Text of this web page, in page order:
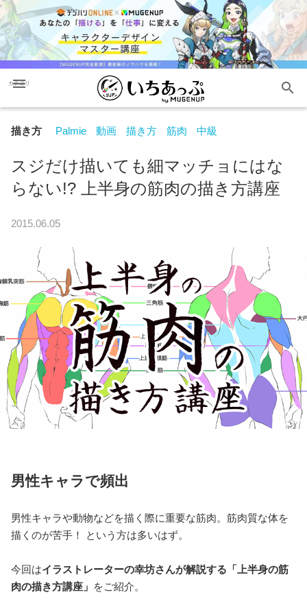
menu
カテゴリ search
描き方 Palmie 動画 描き方 筋肉 中級
スジだけ描いても細マッチョにはな
らない!? 上半身の筋肉の描き方講座
2015.06.05
男性キャラで頻出
男性キャラや動物などを描く際に重要な筋肉。筋肉質な体を
描くのが苦手！ という方は多いはず。
今回はイラストレーターの幸坊さんが解説する「上半身の筋
肉の描き方講座」 をご紹介。